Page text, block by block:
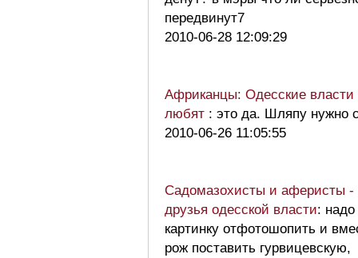
передвинут7
2010-06-28 12:09:29
Африканцы: Одесские власти
любят : это да. Шляпу нужно
2010-06-26 11:05:55
Садомазохисты и аферисты
друзья одесской власти:
картинку отфотошопить и
рож поставить гурвицевскую,